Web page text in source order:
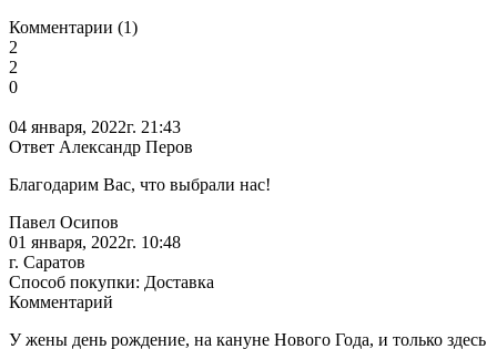
Комментарии (1)
2
2
0
04 января, 2022г. 21:43
Ответ Александр Перов
Благодарим Вас, что выбрали нас!
Павел Осипов
01 января, 2022г. 10:48
г. Саратов
Способ покупки: Доставка
Комментарий
У жены день рождение, на кануне Нового Года, и только здесь